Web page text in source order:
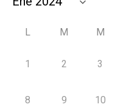
L M M
1 2 3
8 9 10